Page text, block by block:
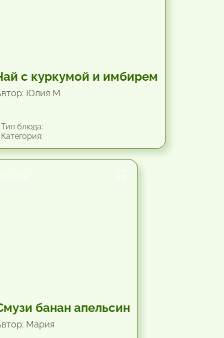
с куркумой и имбирем
Юлия М
блюда:
банан апельсин
Мария